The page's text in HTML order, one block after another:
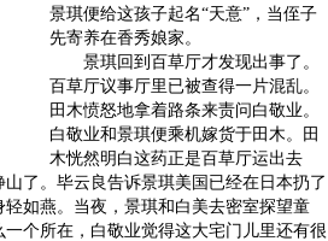
景琪便给这孩子起名“天意”，当侄子
先寄养在香秀娘家。
景琪回到百草厅才发现出事了。
百草厅议事厅里已被查得一片混乱。
田木愤怒地拿着路条来责问白敬业。
白敬业和景琪便乘机嫁货于田木。田
木恍然明白这药正是百草厅运出去
了。毕云良告诉景琪美国已经在日本扔了
如燕。当夜，景琪和白美去密室探望童
个所在，白敬业觉得这大宅门儿里还有很